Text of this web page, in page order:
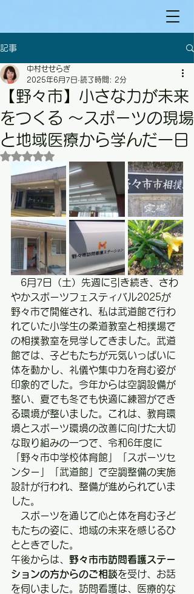
記事
【野々市】小さな力が未来
をつくる ～スポーツの現場
と地域医療から学んだ一日
中村せせらぎ
2025年6月7日 読了時間: 2分
5つ星のうちNaNと評価されています。
6月7日（土）先週に引き続き、さわ
やかスポーツフェスティバル2025が
野々市で開催され、私は武道館で行わ
れていた小学生の柔道教室と相撲場で
の相撲教室を見学してきました。武道
館では、子どもたちが元気いっぱいに
体を動かし、礼儀や集中力を育む姿が
印象的でした。今年からは空調設備が
整い、夏でも冬でも快適に練習ができ
る環境が整いました。これは、教育環
境とスポーツ環境の改善に向けた大切
な取り組みの一つで、令和6年度に
「野々市中学校体育館」「スポーツセ
ンター」「武道館」で空調整備の実施
設計が行われ、整備が進められていま
した。
スポーツを通じて心と体を育む子ど
もたちの姿に、地域の未来を感じるひ
とときでした。
午後からは、 野々市市訪問看護ステー
ションの方からのご相談を受け、お話
を伺いました。訪問看護は、医療的な